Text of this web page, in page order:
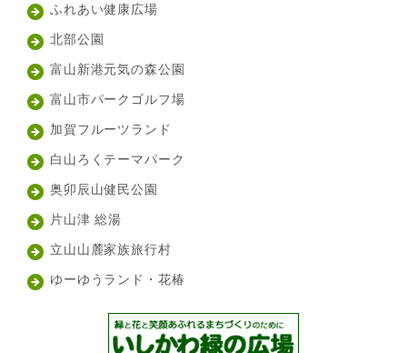
ふれあい健康広場
北部公園
富山新港元気の森公園
富山市パークゴルフ場
加賀フルーツランド
白山ろくテーマパーク
奥卯辰山健民公園
片山津 総湯
立山山麓家族旅行村
ゆーゆうランド・花椿